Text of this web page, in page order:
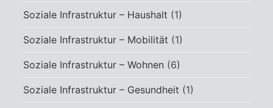
Soziale Infrastruktur – Haushalt (1)
Soziale Infrastruktur – Mobilität (1)
Soziale Infrastruktur – Wohnen (6)
Soziale Infrastruktur – Gesundheit (1)